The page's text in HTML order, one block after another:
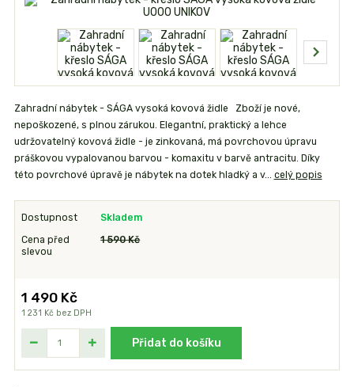
Zahradní nábytek - SÁGA vysoká kovová židle Zboží je nové,
nepoškozené, s plnou zárukou. Elegantní, praktický a lehce
udržovatelný kovová židle - je zinkovaná, má povrchovou úpravu
práškovou vypalovanou barvou - komaxitu v barvě antracitu. Díky
této povrchové úpravě je nábytek na dotek hladký a v... celý popis
Dostupnost Skladem
Cena před
slevou
1 590 Kč
1 490 Kč
1 231 Kč bez DPH
Přidat do košíku